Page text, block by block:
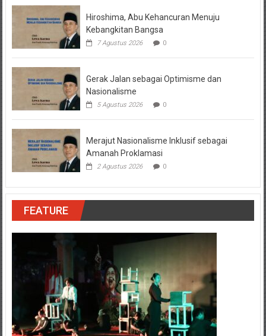
Hiroshima, Abu Kehancuran Menuju
Kebangkitan Bangsa
7 Agustus 2026 0
Gerak Jalan sebagai Optimisme dan
Nasionalisme
5 Agustus 2026 0
Merajut Nasionalisme Inklusif sebagai
Amanah Proklamasi
2 Agustus 2026 0
FEATURE